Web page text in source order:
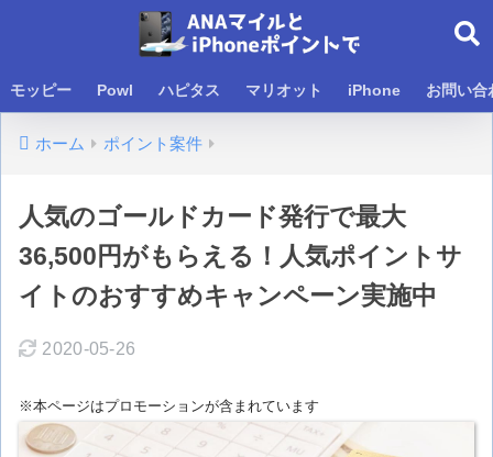
モッピー Powl ハピタス マリオット iPhone お問い合
ホーム ポイント案件
人気のゴールドカード発行で最大
36,500円がもらえる！人気ポイントサ
イトのおすすめキャンペーン実施中
2020-05-26
※本ページはプロモーションが含まれています